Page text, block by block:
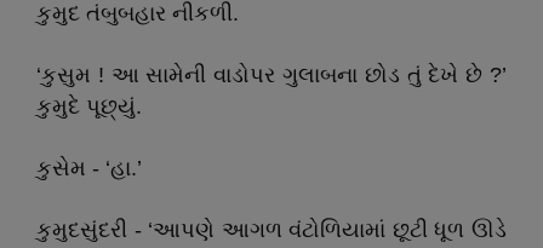
કુમુદ તંબુબહાર નીકળી.
‘કુસુમ ! આ સામેની વાડોપર ગુલાબના છોડ તું દેખે છે ?’
કુમુદે પૂછ્યું.
કુસેમ - ‘હા.’
કુમુદસુંદરી - ‘આપણે આગળ વંટોળિયામાં છૂટી ધૂળ ઊડે